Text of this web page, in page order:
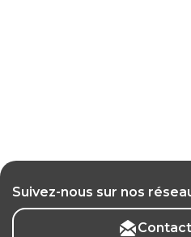
Suivez-nous sur nos